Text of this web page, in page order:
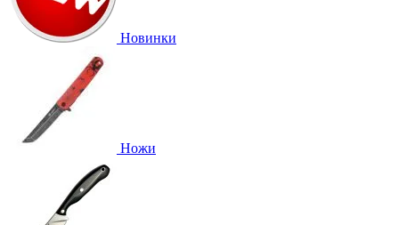
Новинки
Ножи